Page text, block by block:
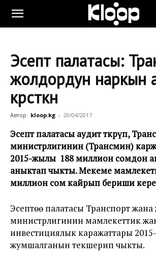
Эсептөө палатасы:
жолдордун наркын
көрсөткөн
Автор: kloop.kg - 20/04/2017
Эсептөө палатасы аудит өткөрүп,
министрлигинин (Трансмин)
2015-жылы 188 миллион сомдон
аныктап чыкты. Мекеме
миллион сом кайрып бериши
Эсептөө палатасы Транспорт
министрлигинин мамлекеттик
инвестициялык каражаттары
жумшалганын текшерип чыкты.